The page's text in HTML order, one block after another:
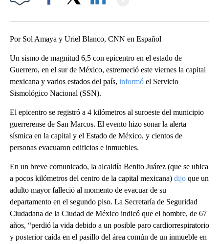
Por Sol Amaya y Uriel Blanco, CNN en Español
Un sismo de magnitud 6,5 con epicentro en el estado de
Guerrero, en el sur de México, estremeció este viernes la capital
mexicana y varios estados del país, informó el Servicio
Sismológico Nacional (SSN).
El epicentro se registró a 4 kilómetros al suroeste del municipio
guerrerense de San Marcos. El evento hizo sonar la alerta
sísmica en la capital y el Estado de México, y cientos de
personas evacuaron edificios e inmuebles.
En un breve comunicado, la alcaldía Benito Juárez (que se ubica
a pocos kilómetros del centro de la capital mexicana) dijo que un
adulto mayor falleció al momento de evacuar de su
departamento en el segundo piso. La Secretaría de Seguridad
Ciudadana de la Ciudad de México indicó que el hombre, de 67
años, “perdió la vida debido a un posible paro cardiorrespiratorio
y posterior caída en el pasillo del área común de un inmueble en